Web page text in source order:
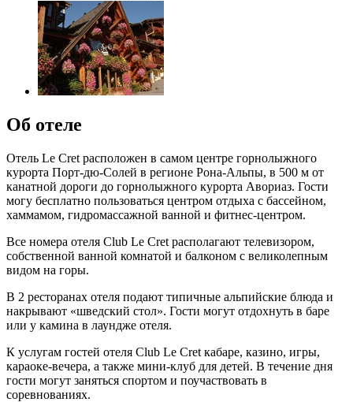
Об отеле
Отель Le Cret расположен в самом центре горнолыжного
курорта Порт-дю-Солей в регионе Рона-Альпы, в 500 м от
канатной дороги до горнолыжного курорта Авориаз. Гости
могу бесплатно пользоваться центром отдыха с бассейном,
хаммамом, гидромассажной ванной и фитнес-центром.
Все номера отеля Club Le Cret располагают телевизором,
собственной ванной комнатой и балконом с великолепным
видом на горы.
В 2 ресторанах отеля подают типичные альпийские блюда и
накрывают «шведский стол». Гости могут отдохнуть в баре
или у камина в лаундже отеля.
К услугам гостей отеля Club Le Cret кабаре, казино, игры,
караоке-вечера, а также мини-клуб для детей. В течение дня
гости могут заняться спортом и поучаствовать в
соревнованиях.